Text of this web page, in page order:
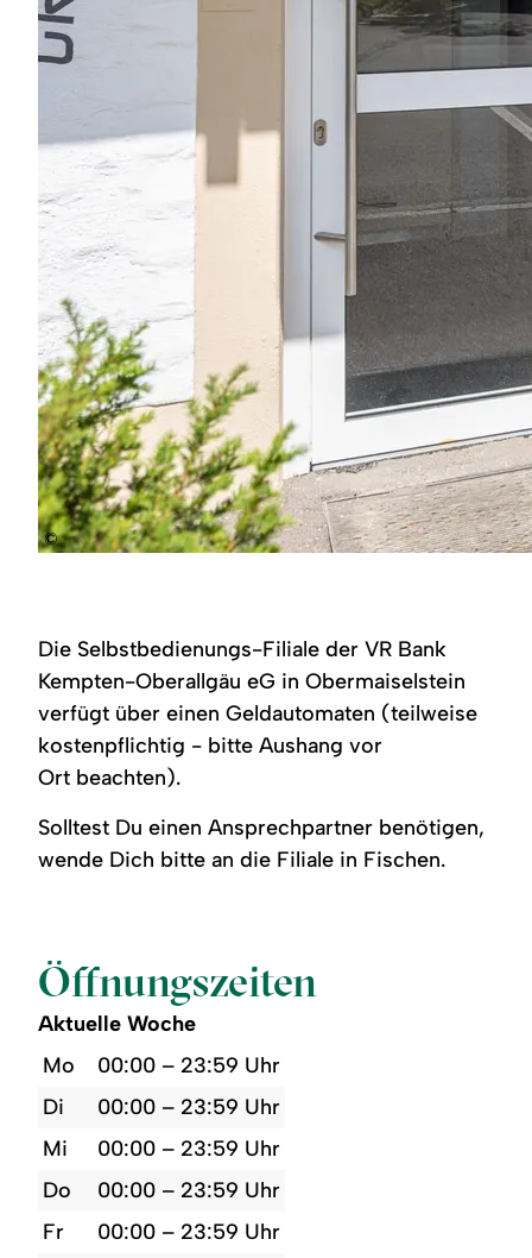
©
Die Selbstbedienungs-Filiale der VR Bank
Kempten-Oberallgäu eG in Obermaiselstein
verfügt über einen Geldautomaten (teilweise
kostenpflichtig - bitte Aushang vor
Ort beachten).
Solltest Du einen Ansprechpartner benötigen,
wende Dich bitte an die Filiale in Fischen.
Öffnungszeiten
Aktuelle Woche
Mo
00:00 – 23:59 Uhr
Di
00:00 – 23:59 Uhr
Mi
00:00 – 23:59 Uhr
Do
00:00 – 23:59 Uhr
Fr
00:00 – 23:59 Uhr